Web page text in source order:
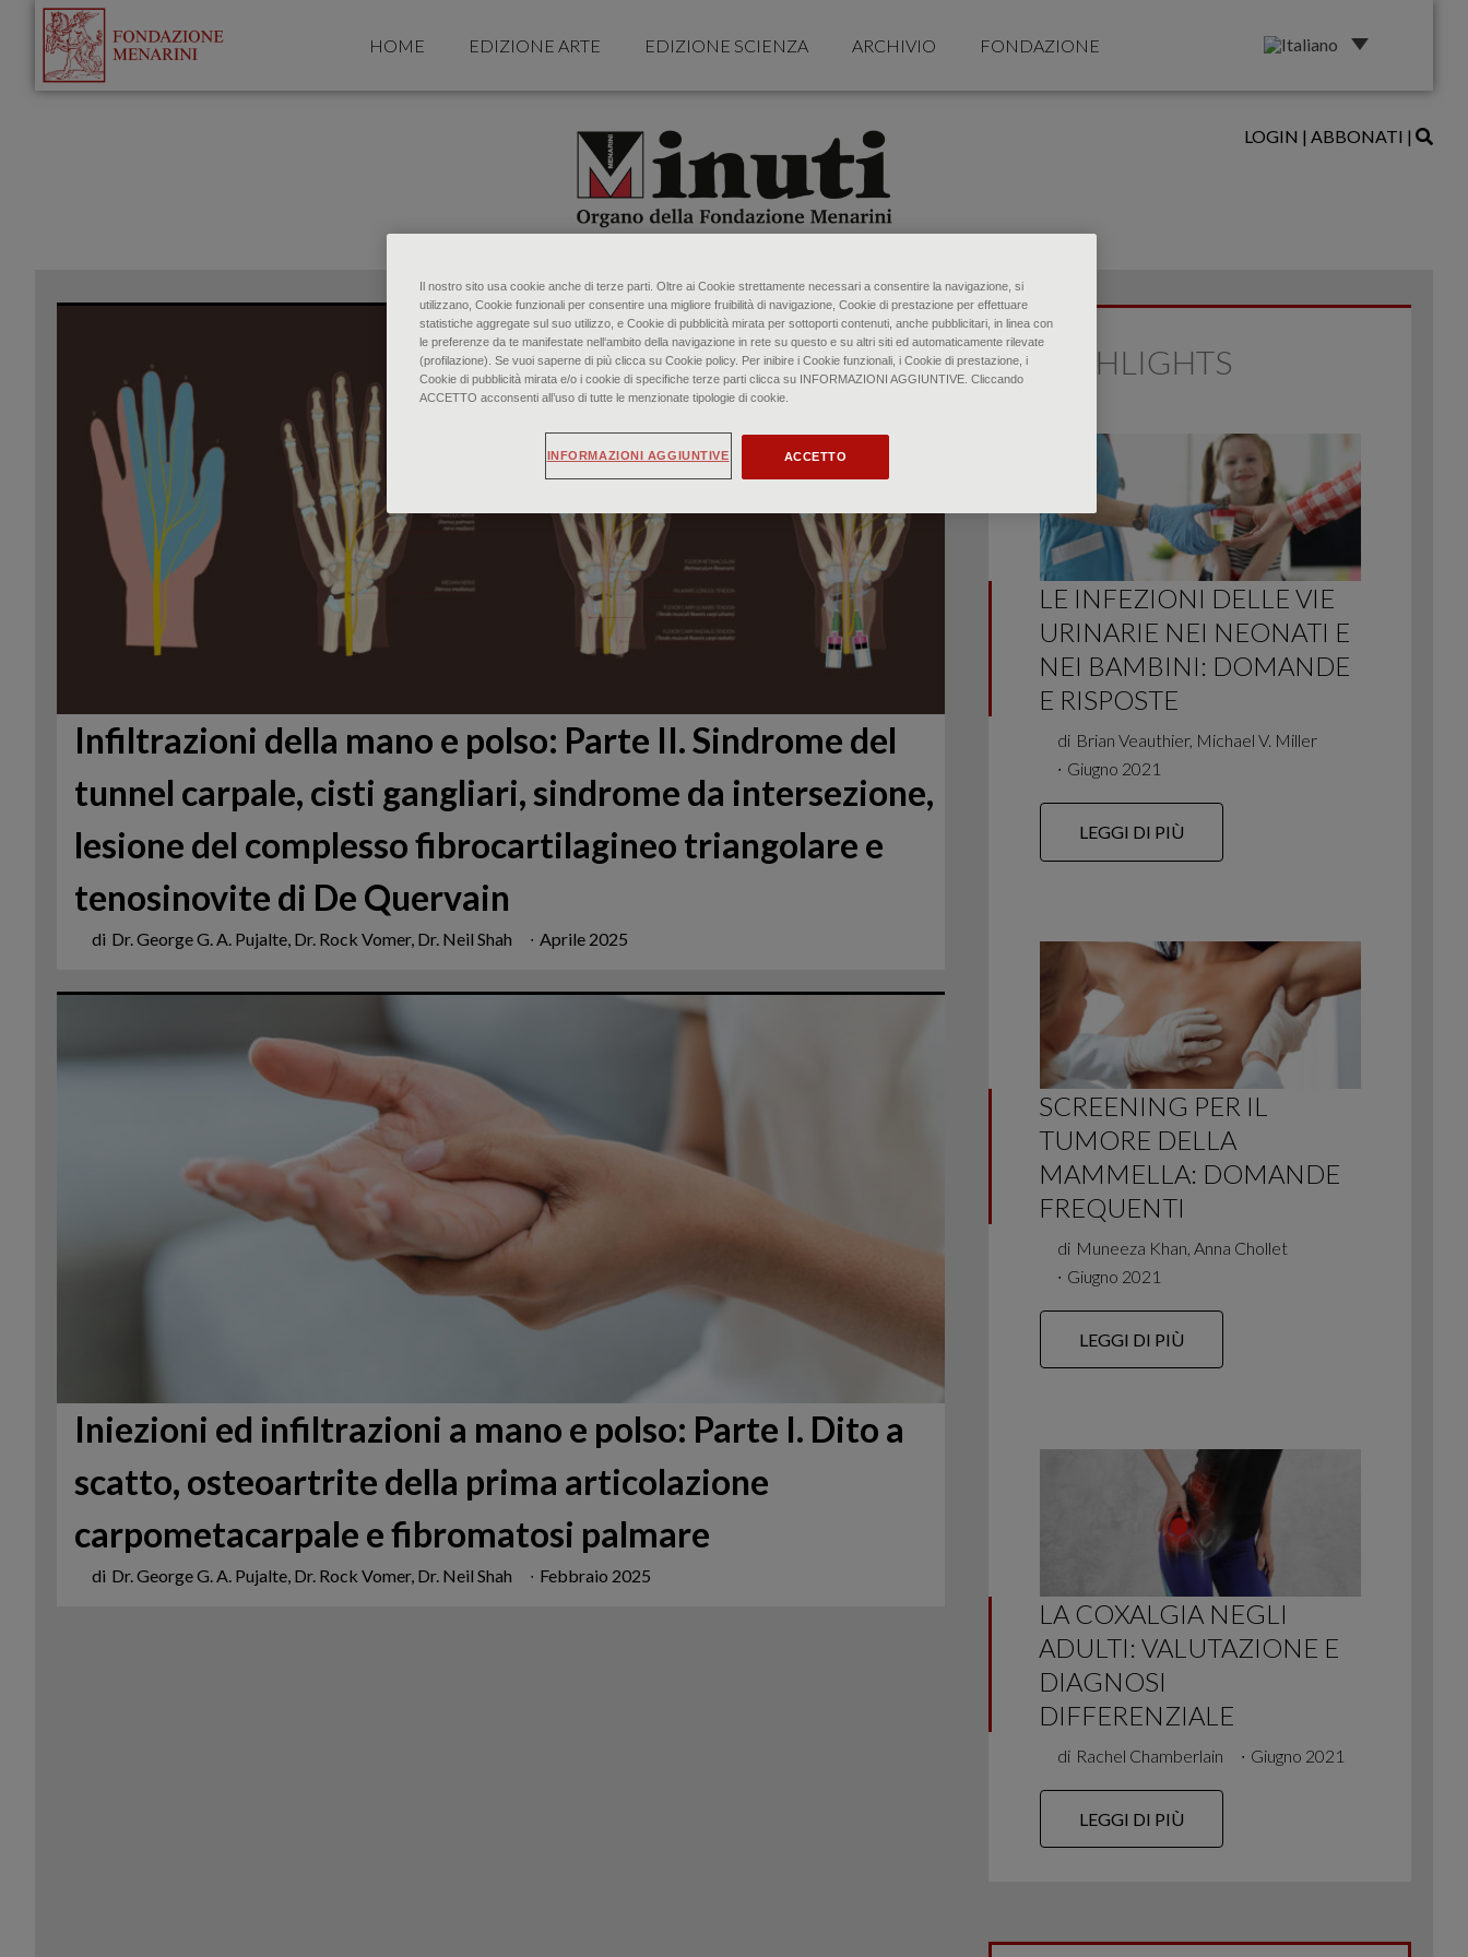
HOME EDIZIONE ARTE EDIZIONE SCIENZA ARCHIVIO FONDAZIONE
LOGIN | ABBONATI |
Infiltrazioni della mano e polso: Parte II. Sindrome del
tunnel carpale, cisti gangliari, sindrome da intersezione,
lesione del complesso fibrocartilagineo triangolare e
tenosinovite di De Quervain
di Dr. George G. A. Pujalte, Dr. Rock Vomer, Dr. Neil Shah ∙ Aprile 2025
Iniezioni ed infiltrazioni a mano e polso: Parte I. Dito a
scatto, osteoartrite della prima articolazione
carpometacarpale e fibromatosi palmare
di Dr. George G. A. Pujalte, Dr. Rock Vomer, Dr. Neil Shah ∙ Febbraio 2025
HIGHLIGHTS
LE INFEZIONI DELLE VIE
URINARIE NEI NEONATI E
NEI BAMBINI: DOMANDE
E RISPOSTE
di Brian Veauthier, Michael V. Miller
∙ Giugno 2021
LEGGI DI PIÙ
SCREENING PER IL
TUMORE DELLA
MAMMELLA: DOMANDE
FREQUENTI
di Muneeza Khan, Anna Chollet
∙ Giugno 2021
LEGGI DI PIÙ
LA COXALGIA NEGLI
ADULTI: VALUTAZIONE E
DIAGNOSI
DIFFERENZIALE
di Rachel Chamberlain ∙ Giugno 2021
LEGGI DI PIÙ
Il nostro sito usa cookie anche di terze parti. Oltre ai Cookie strettamente necessari a consentire la navigazione, si
utilizzano, Cookie funzionali per consentire una migliore fruibilità di navigazione, Cookie di prestazione per effettuare
statistiche aggregate sul suo utilizzo, e Cookie di pubblicità mirata per sottoporti contenuti, anche pubblicitari, in linea con
le preferenze da te manifestate nell‘ambito della navigazione in rete su questo e su altri siti ed automaticamente rilevate
(profilazione). Se vuoi saperne di più clicca su Cookie policy. Per inibire i Cookie funzionali, i Cookie di prestazione, i
Cookie di pubblicità mirata e/o i cookie di specifiche terze parti clicca su INFORMAZIONI AGGIUNTIVE. Cliccando
ACCETTO acconsenti all’uso di tutte le menzionate tipologie di cookie.
ACCETTO
INFORMAZIONI AGGIUNTIVE